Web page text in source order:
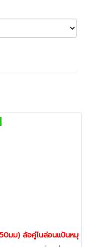
หรับงานเฟอร์นิเจอร์ ล้อโ
มม) ล้อคู่ไนล่อนแป้นหมุน ลู